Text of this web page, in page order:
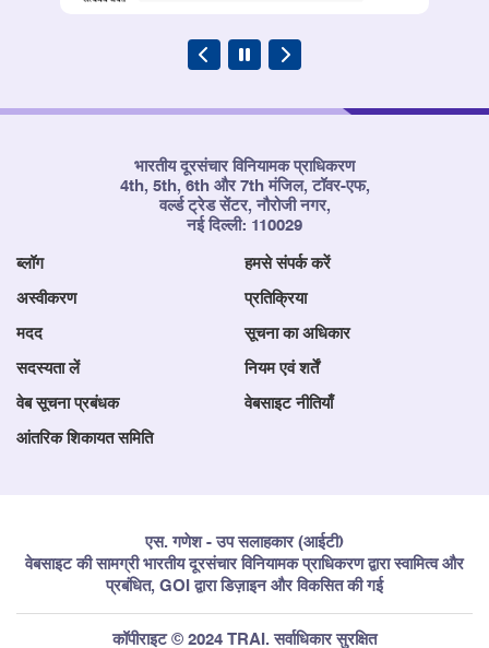
भारतीय दूरसंचार विनियामक प्राधिकरण
4th, 5th, 6th और 7th मंजिल, टॉवर-एफ,
वर्ल्ड ट्रेड सेंटर, नौरोजी नगर,
नई दिल्ली: 110029
ब्लॉग हमसे संपर्क करें
अस्वीकरण प्रतिक्रिया
मदद सूचना का अधिकार
सदस्यता लें नियम एवं शर्तें
वेब सूचना प्रबंधक वेबसाइट नीतियाँ
आंतरिक शिकायत समिति
एस. गणेश - उप सलाहकार (आईटी)
वेबसाइट की सामग्री भारतीय दूरसंचार विनियामक प्राधिकरण द्वारा स्वामित्व और
प्रबंधित, GOI द्वारा डिज़ाइन और विकसित की गई
कॉपीराइट © 2024 TRAI. सर्वाधिकार सुरक्षित